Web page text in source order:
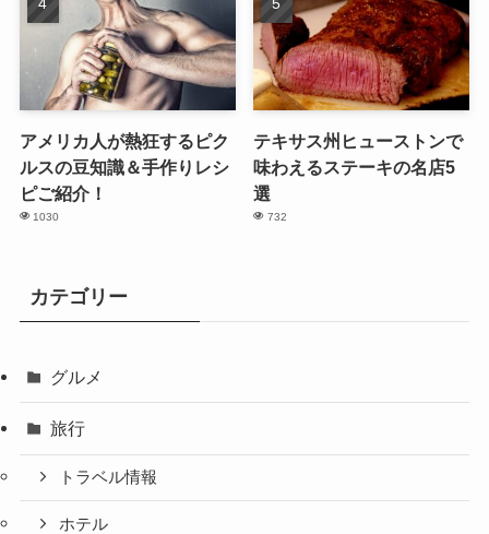
アメリカ人が熱狂するピク
ルスの豆知識＆手作りレシ
ピご紹介！
1030
テキサス州ヒューストンで
味わえるステーキの名店5
選
732
カテゴリー
グルメ
旅行
トラベル情報
ホテル